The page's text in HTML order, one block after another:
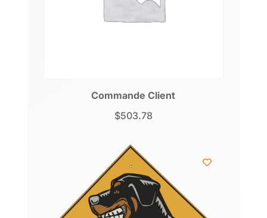
Commande Client
$503.78